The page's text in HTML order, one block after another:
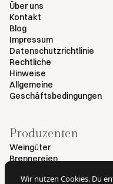
Über uns
Kontakt
Blog
Impressum
Datenschutzrichtlinie
Rechtliche
Hinweise
Allgemeine
Geschäftsbedingungen
Produzenten
Weingüter
Brennereien
Wir nutzen Cookies. Du